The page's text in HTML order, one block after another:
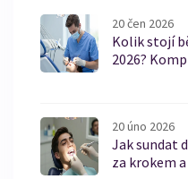
20 čen 2026
Kolik stojí
2026?
20 úno 2026
Jak sundat
za krokem